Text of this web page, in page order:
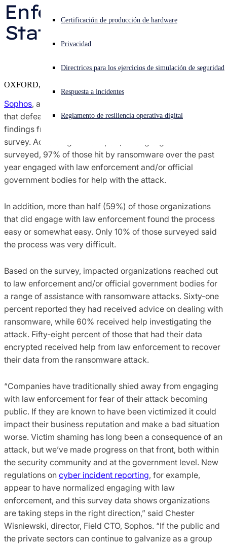
¿Está sufriendo un ciberataque? Obtenga ayuda ahora mismo
Iniciar sesión
Open language switcher
Certificación de producción de hardware
Privacidad
Directrices para los ejercicios de simulación de seguridad
Respuesta a incidentes
Reglamento de resiliencia operativa digital
Investigación de amenazas de Sophos X-Ops
Premios y críticas
Enforcement, Sophos
State of Ransomware
Report Finds
OXFORD, U.K.
Sophos, a global leader of innovative security solutions
that defeat cyberattacks, today released additional
findings from its annual “
survey. According to the report, among organizations
surveyed, 97% of those hit by ransomware over the past
year engaged with law enforcement and/or official
government bodies for help with the attack.
In addition, more than half (59%) of those organizations
that did engage with law enforcement found the process
easy or somewhat easy. Only 10% of those surveyed said
the process was very difficult.
Based on the survey, impacted organizations reached out
to law enforcement and/or official government bodies for
a range of assistance with ransomware attacks. Sixty-one
percent reported they had received advice on dealing with
ransomware, while 60% received help investigating the
attack. Fifty-eight percent of those that had their data
encrypted received help from law enforcement to recover
their data from the ransomware attack.
“Companies have traditionally shied away from engaging
with law enforcement for fear of their attack becoming
public. If they are known to have been victimized it could
impact their business reputation and make a bad situation
worse. Victim shaming has long been a consequence of an
attack, but we’ve made progress on that front, both within
the security community and at the government level. New
regulations on cyber incident reporting, for example,
appear to have normalized engaging with law
enforcement, and this survey data shows organizations
are taking steps in the right direction,” said Chester
Wisniewski, director, Field CTO, Sophos. “If the public and
the private sectors can continue to galvanize as a group